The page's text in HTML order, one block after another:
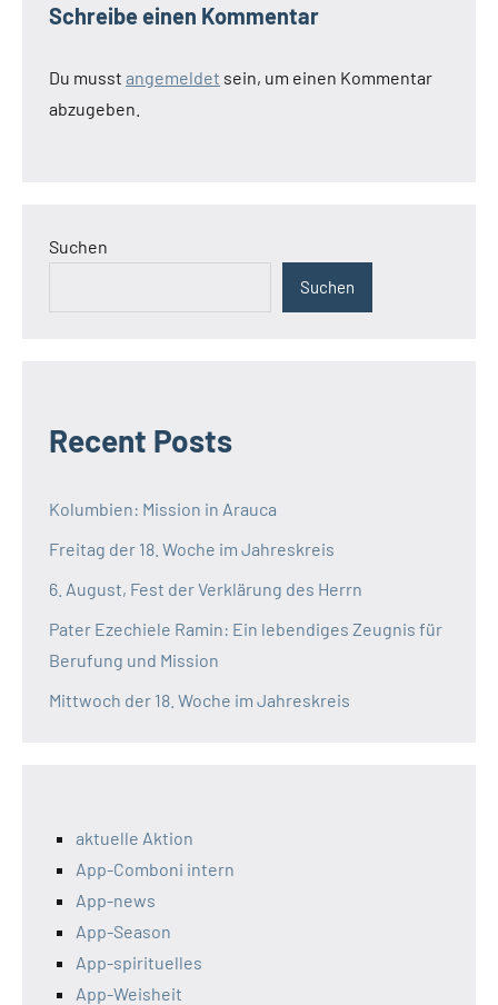
Schreibe einen Kommentar
Du musst angemeldet sein, um einen Kommentar
abzugeben.
Suchen
Suchen
Recent Posts
Kolumbien: Mission in Arauca
Freitag der 18. Woche im Jahreskreis
6. August, Fest der Verklärung des Herrn
Pater Ezechiele Ramin: Ein lebendiges Zeugnis für
Berufung und Mission
Mittwoch der 18. Woche im Jahreskreis
aktuelle Aktion
App-Comboni intern
App-news
App-Season
App-spirituelles
App-Weisheit